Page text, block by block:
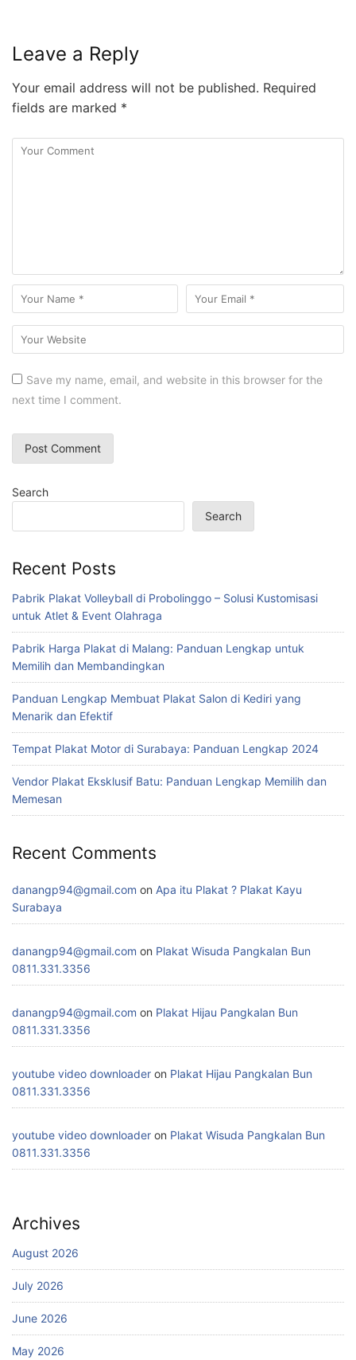
Leave a Reply
Your email address will not be published. Required
fields are marked *
Save my name, email, and website in this browser for the
next time I comment.
Search
Search
Recent Posts
Pabrik Plakat Volleyball di Probolinggo – Solusi Kustomisasi
untuk Atlet & Event Olahraga
Pabrik Harga Plakat di Malang: Panduan Lengkap untuk
Memilih dan Membandingkan
Panduan Lengkap Membuat Plakat Salon di Kediri yang
Menarik dan Efektif
Tempat Plakat Motor di Surabaya: Panduan Lengkap 2024
Vendor Plakat Eksklusif Batu: Panduan Lengkap Memilih dan
Memesan
Recent Comments
danangp94@gmail.com on Apa itu Plakat ? Plakat Kayu
Surabaya
danangp94@gmail.com on Plakat Wisuda Pangkalan Bun
0811.331.3356
danangp94@gmail.com on Plakat Hijau Pangkalan Bun
0811.331.3356
youtube video downloader on Plakat Hijau Pangkalan Bun
0811.331.3356
youtube video downloader on Plakat Wisuda Pangkalan Bun
0811.331.3356
Archives
August 2026
July 2026
June 2026
May 2026